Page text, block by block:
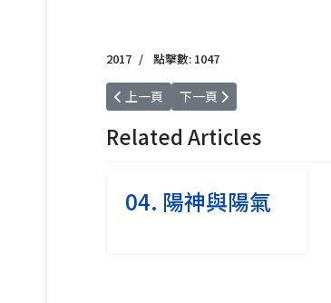
2017 點擊數: 1047
上一篇文章: 04. 陽神與陽氣
上一頁 下一篇文章: 02. 打坐的明與
下一頁
Related Articles
04. 陽神與陽氣